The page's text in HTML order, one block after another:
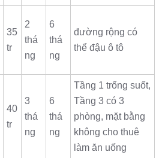
35
tr
2
thá
ng
6
thá
ng
đường rộng có
thể đậu ô tô
40
tr
3
thá
ng
6
thá
ng
Tầng 1 trống suốt,
Tầng 3 có 3
phòng, mặt bằng
không cho thuê
làm ăn uống